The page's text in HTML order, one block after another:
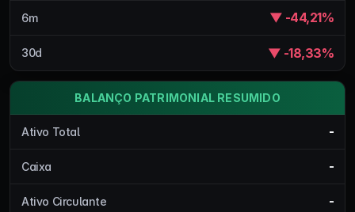
6m ▼ -44,21%
30d ▼ -18,33%
BALANÇO PATRIMONIAL RESUMIDO
Ativo Total -
Caixa -
Ativo Circulante -